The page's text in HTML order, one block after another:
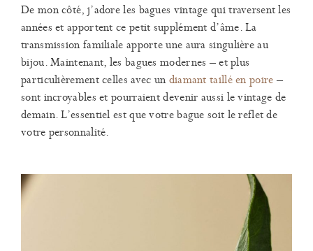
De mon côté, j’adore les bagues vintage qui traversent les
années et apportent ce petit supplément d’âme. La
transmission familiale apporte une aura singulière au
bijou. Maintenant, les bagues modernes – et plus
particulièrement celles avec un diamant taillé en poire –
sont incroyables et pourraient devenir aussi le vintage de
demain. L’essentiel est que votre bague soit le reflet de
votre personnalité.